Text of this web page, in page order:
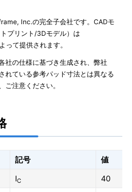
Inc.の完全子会社です。CADモ
プリント/3Dモデル）は
って提供されます。
社の仕様に基づき生成され、弊社
れている参考パッド寸法とは異なる
ご注意ください。
記号
値
IC
40